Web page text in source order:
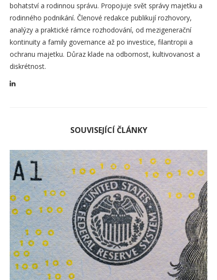
bohatství a rodinnou správu. Propojuje svět správy majetku a
rodinného podnikání. Členové redakce publikují rozhovory,
analýzy a praktické rámce rozhodování, od mezigenerační
kontinuity a family governance až po investice, filantropii a
ochranu majetku. Důraz klade na odbornost, kultivovanost a
diskrétnost.
SOUVISEJÍCÍ ČLÁNKY